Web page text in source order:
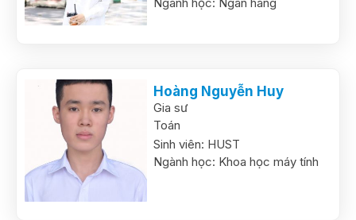
Hoàng Nguyễn Huy
Gia sư
Toán
Sinh viên: HUST
Ngành học: Khoa học máy tính